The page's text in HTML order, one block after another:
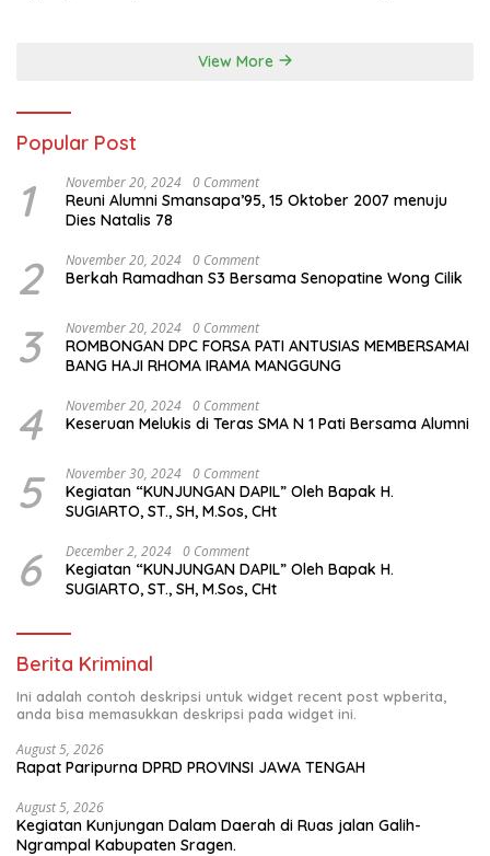
View More
Popular Post
1 November 20, 2024 0 Comment
Reuni Alumni Smansapa’95, 15 Oktober 2007 menuju
Dies Natalis 78
2 November 20, 2024 0 Comment
Berkah Ramadhan S3 Bersama Senopatine Wong Cilik
3 November 20, 2024 0 Comment
ROMBONGAN DPC FORSA PATI ANTUSIAS MEMBERSAMAI
BANG HAJI RHOMA IRAMA MANGGUNG
4 November 20, 2024 0 Comment
Keseruan Melukis di Teras SMA N 1 Pati Bersama Alumni
5 November 30, 2024 0 Comment
Kegiatan “KUNJUNGAN DAPIL” Oleh Bapak H.
SUGIARTO, ST., SH, M.Sos, CHt
6 December 2, 2024 0 Comment
Kegiatan “KUNJUNGAN DAPIL” Oleh Bapak H.
SUGIARTO, ST., SH, M.Sos, CHt
Berita Kriminal
Ini adalah contoh deskripsi untuk widget recent post wpberita,
anda bisa memasukkan deskripsi pada widget ini.
August 5, 2026
Rapat Paripurna DPRD PROVINSI JAWA TENGAH
August 5, 2026
Kegiatan Kunjungan Dalam Daerah di Ruas jalan Galih-
Ngrampal Kabupaten Sragen.